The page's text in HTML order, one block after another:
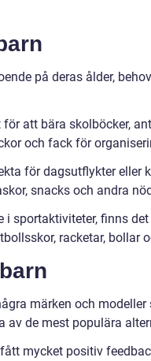
på deras ålder,
att bära skolböcker,
och fack för
för dagsutflykter eller
snacks och andra
i sportaktiviteter, finns
racketar, bollar
märken och modeller
av de mest populära
mycket positiv